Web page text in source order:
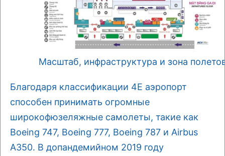
Масштаб, инфраструктура и зона
Благодаря классификации 4E аэропорт
способен принимать огромные
широкофюзеляжные самолеты, такие как
Boeing 747, Boeing 777, Boeing 787 и Airbus
A350. В допандемийном 2019 году